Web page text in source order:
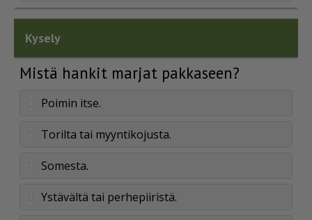
Kysely
Mistä hankit marjat pakkaseen?
Poimin itse.
Torilta tai myyntikojusta.
Somesta.
Ystävältä tai perhepiiristä.